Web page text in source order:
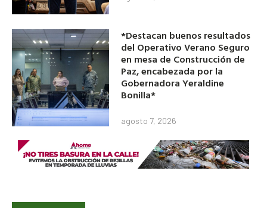
*Destacan buenos resultados
del Operativo Verano Seguro
en mesa de Construcción de
Paz, encabezada por la
Gobernadora Yeraldine
Bonilla*
agosto 7, 2026